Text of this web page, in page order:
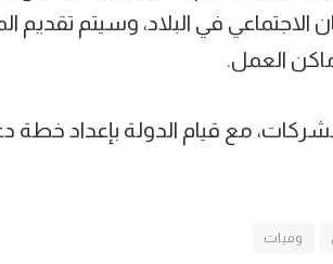
في البلاد، وسيتم تقديم
العمل.
مع قيام الدولة بإعداد خطة
وفيات